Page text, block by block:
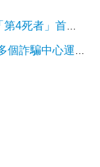
房10分鐘就被打死棄
作當局批指控失實